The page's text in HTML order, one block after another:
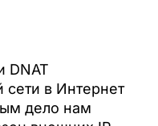
DNAT
сети в Интернет
дело нам